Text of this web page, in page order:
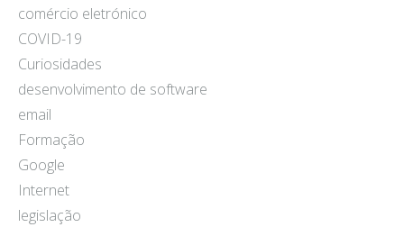
comércio eletrónico
COVID-19
Curiosidades
desenvolvimento de software
email
Formação
Google
Internet
legislação